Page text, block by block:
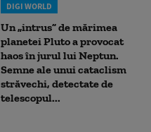
DIGI WORLD
Un „intrus” de mărimea
planetei Pluto a provocat
haos în jurul lui Neptun.
Semne ale unui cataclism
străvechi, detectate de
telescopul...